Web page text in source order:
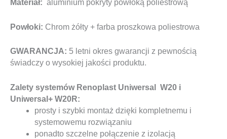
Materiał: aluminium pokryty powłoką poliestrową
Powłoki: Chrom żółty + farba proszkowa poliestrowa
GWARANCJA: 5 letni okres gwarancji z pewnością
świadczy o wysokiej jakości produktu.
Zalety systemów Renoplast Uniwersal W20 i
Uniwersal+ W20R:
prosty i szybki montaż dzięki kompletnemu i
systemowemu rozwiązaniu
ponadto szczelne połączenie z izolacją